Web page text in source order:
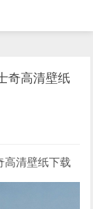
奇高清壁纸
高清壁纸下载